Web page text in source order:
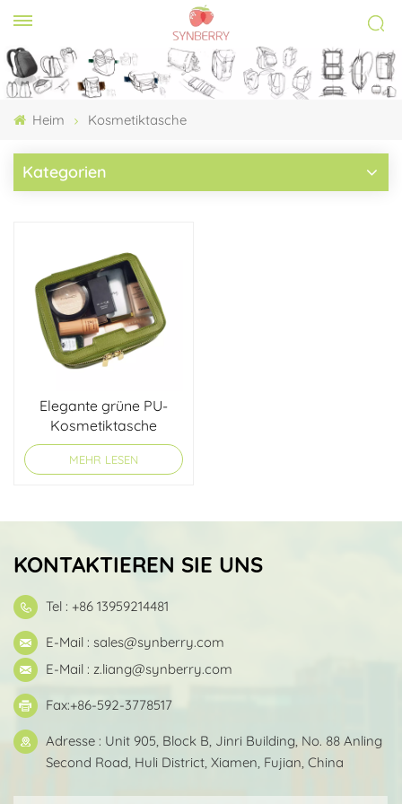
Heim Kosmetiktasche
Kategorien
Elegante grüne PU-
Kosmetiktasche
MEHR LESEN
KONTAKTIEREN SIE UNS
Tel : +86 13959214481
E-Mail : sales@synberry.com
E-Mail : z.liang@synberry.com
Fax:+86-592-3778517
Adresse : Unit 905, Block B, Jinri Building, No. 88 Anling
Second Road, Huli District, Xiamen, Fujian, China